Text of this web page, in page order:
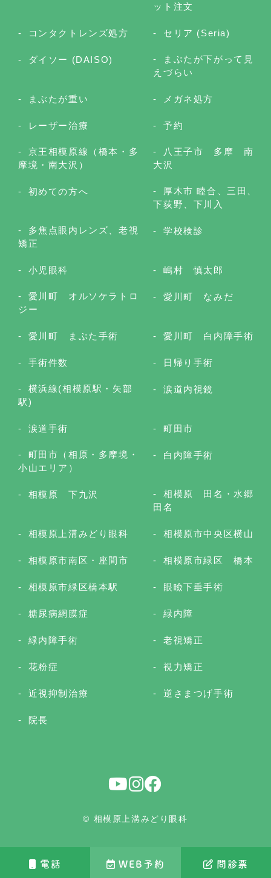
電話 WEB予約 問診票
ット注文
コンタクトレンズ処方 セリア (Seria)
ダイソー (DAISO)
まぶたが下がって見
えづらい
まぶたが重い メガネ処方
レーザー治療 予約
京王相模原線（橋本・多
摩境・南大沢）
八王子市 多摩 南
大沢
初めての方へ
厚木市 睦合、三田、
下荻野、下川入
多焦点眼内レンズ、老視
矯正
学校検診
小児眼科 嶋村 慎太郎
愛川町 オルソケラトロ
ジー
愛川町 なみだ
愛川町 まぶた手術 愛川町 白内障手術
手術件数 日帰り手術
横浜線(相模原駅・矢部
駅)
涙道内視鏡
涙道手術 町田市
町田市（相原・多摩境・
小山エリア）
白内障手術
相模原 下九沢
相模原 田名・水郷
田名
相模原上溝みどり眼科 相模原市中央区横山
相模原市南区・座間市 相模原市緑区 橋本
相模原市緑区橋本駅 眼瞼下垂手術
糖尿病網膜症 緑内障
緑内障手術 老視矯正
花粉症 視力矯正
近視抑制治療 逆さまつげ手術
院長
© 相模原上溝みどり眼科